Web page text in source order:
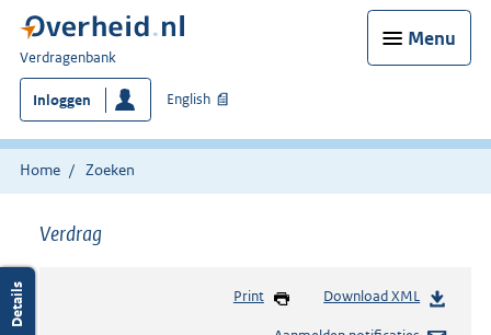
Menu
U
bent
hier:
Verdragenbank
Inloggen English
Home Zoeken
Verdrag
Print Download XML